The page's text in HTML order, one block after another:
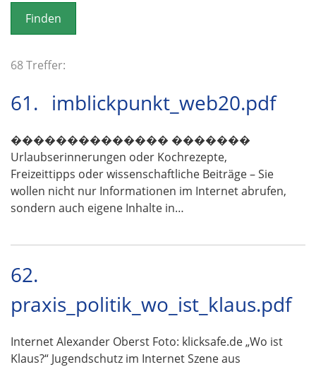
o
n
68 Treffer:
61. imblickpunkt_web20.pdf
�������������� �������
Urlaubserinnerungen oder Kochrezepte,
Freizeittipps oder wissenschaftliche Beiträge – Sie
wollen nicht nur Informationen im Internet abrufen,
sondern auch eigene Inhalte in…
62.
praxis_politik_wo_ist_klaus.pdf
Internet Alexander Oberst Foto: klicksafe.de „Wo ist
Klaus?“ Jugendschutz im Internet Szene aus